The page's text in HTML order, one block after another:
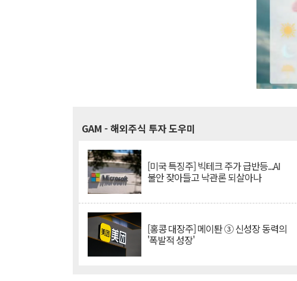
GAM - 해외주식 투자 도우미
[미국 특징주] 빅테크 주가 급반등...AI
불안 잦아들고 낙관론 되살아나
[홍콩 대장주] 메이퇀 ③ 신성장 동력의
'폭발적 성장'